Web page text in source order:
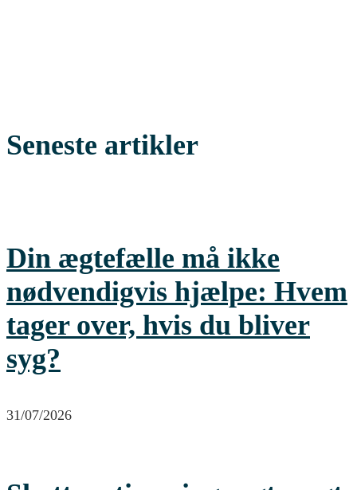
Seneste artikler
Din ægtefælle må ikke
nødvendigvis hjælpe: Hvem
tager over, hvis du bliver
syg?
31/07/2026